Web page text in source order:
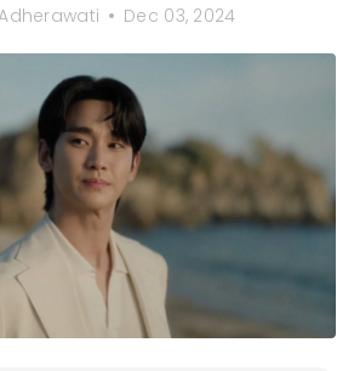
Dec 03, 2024